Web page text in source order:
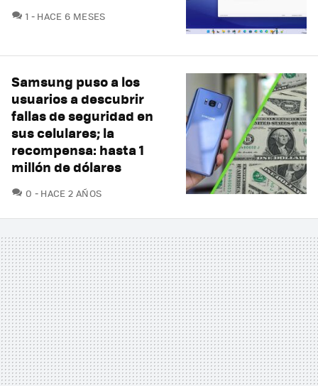
1 COMENTARIOS
HACE 6 MESES
Samsung puso a los
usuarios a descubrir
fallas de seguridad en
sus celulares; la
recompensa: hasta 1
millón de dólares
0 COMENTARIOS
HACE 2 AÑOS